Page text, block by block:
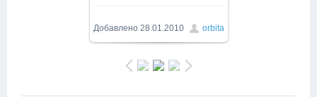
Добавлено 28.01.2010 orbita